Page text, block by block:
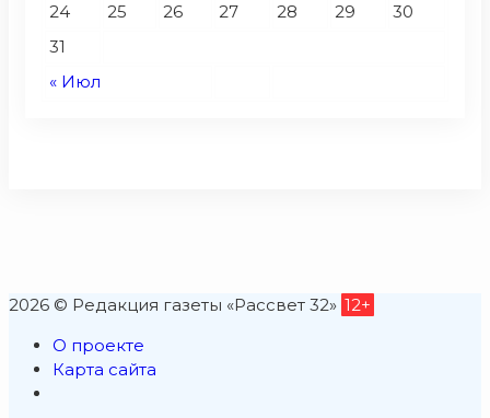
« Июл
24
25 26 27 28 29
30
31
2026 © Редакция газеты «Рассвет 32» 12+
О проекте
Карта сайта